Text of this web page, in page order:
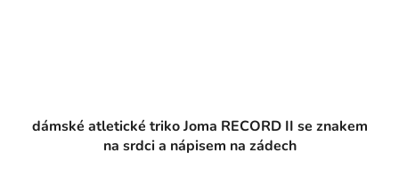
dámské atletické triko Joma RECORD II se znakem
na srdci a nápisem na zádech